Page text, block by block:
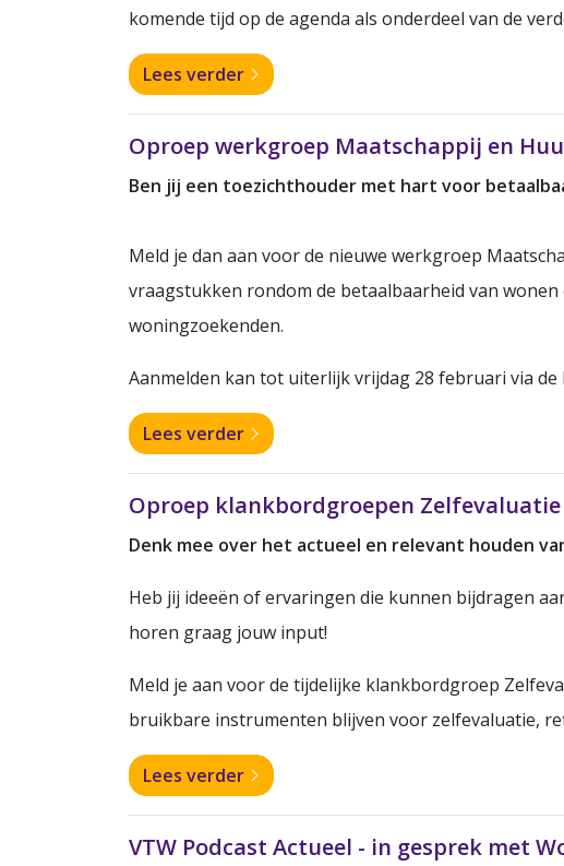
komende tijd op de agenda als onderdeel van de
Lees verder
Oproep werkgroep Maatschappij en
Ben jij een toezichthouder met hart voor
Meld je dan aan voor de nieuwe werkgroep
vraagstukken rondom de betaalbaarheid van
woningzoekenden.
Aanmelden kan tot uiterlijk vrijdag 28 februari via
Lees verder
Oproep klankbordgroepen
Denk mee over het actueel en relevant houden
Heb jij ideeën of ervaringen die kunnen bijdragen
horen graag jouw input!
Meld je aan voor de tijdelijke klankbordgroep
bruikbare instrumenten blijven voor zelfevaluatie,
Lees verder
VTW Podcast Actueel - in gesprek met